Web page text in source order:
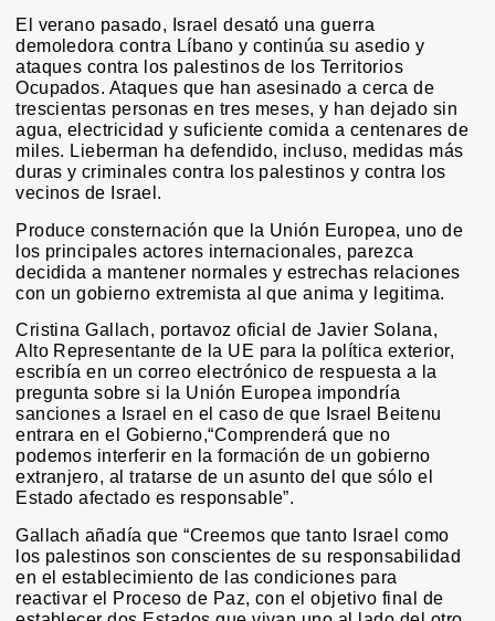
El verano pasado, Israel desató una guerra
demoledora contra Líbano y continúa su asedio y
ataques contra los palestinos de los Territorios
Ocupados. Ataques que han asesinado a cerca de
trescientas personas en tres meses, y han dejado sin
agua, electricidad y suficiente comida a centenares de
miles. Lieberman ha defendido, incluso, medidas más
duras y criminales contra los palestinos y contra los
vecinos de Israel.
Produce consternación que la Unión Europea, uno de
los principales actores internacionales, parezca
decidida a mantener normales y estrechas relaciones
con un gobierno extremista al que anima y legitima.
Cristina Gallach, portavoz oficial de Javier Solana,
Alto Representante de la UE para la política exterior,
escribía en un correo electrónico de respuesta a la
pregunta sobre si la Unión Europea impondría
sanciones a Israel en el caso de que Israel Beitenu
entrara en el Gobierno,“Comprenderá que no
podemos interferir en la formación de un gobierno
extranjero, al tratarse de un asunto del que sólo el
Estado afectado es responsable”.
Gallach añadía que “Creemos que tanto Israel como
los palestinos son conscientes de su responsabilidad
en el establecimiento de las condiciones para
reactivar el Proceso de Paz, con el objetivo final de